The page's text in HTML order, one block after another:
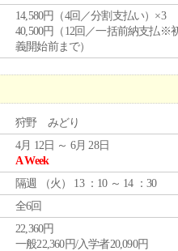
14,580円（4回／分割支払い）×3
40,500円（12回／一括前納支払※
義開始前まで）
狩野 みどり
4月 12日 ～ 6月 28日
A Week
隔週 （火 ） 13 ：10 ～ 14 ：30
全6回
22,360円
一般22,360円/入学者20,090円